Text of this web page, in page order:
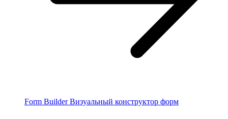
Form Builder Визуальный конструктор форм